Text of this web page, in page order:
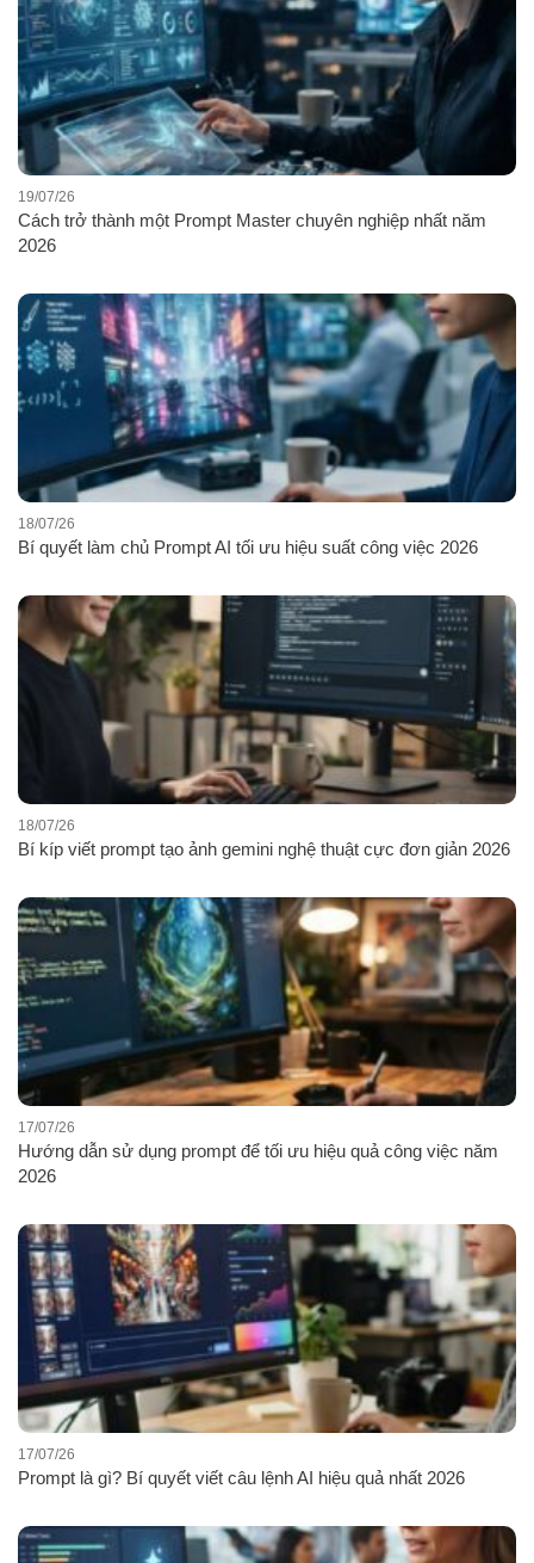
Cách trở thành một Prompt Master chuyên nghiệp nhất năm
2026
19/07/26
Bí quyết làm chủ Prompt AI tối ưu hiệu suất công việc 2026
18/07/26
Bí kíp viết prompt tạo ảnh gemini nghệ thuật cực đơn giản 2026
18/07/26
Hướng dẫn sử dụng prompt để tối ưu hiệu quả công việc năm
2026
17/07/26
Prompt là gì? Bí quyết viết câu lệnh AI hiệu quả nhất 2026
17/07/26